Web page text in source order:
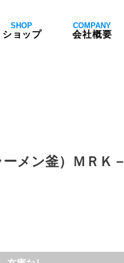
COMPANY
SHOP
ショップ 会社概要
メン釜）ＭＲＫ－